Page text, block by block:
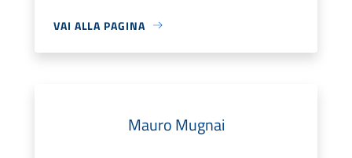
VAI ALLA PAGINA
Mauro Mugnai